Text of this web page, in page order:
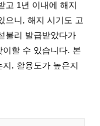
고 1년 이내에 해지
으니, 해지 시기도 고
불리 발급받았다가
할 수 있습니다. 본
, 활용도가 높은지